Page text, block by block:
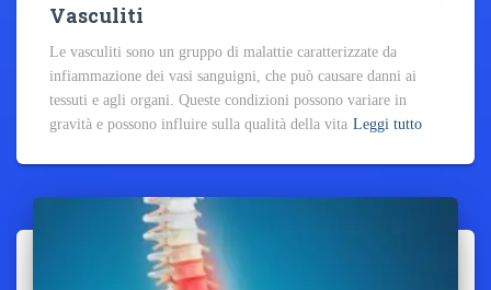
Vasculiti
Le vasculiti sono un gruppo di malattie caratterizzate da
infiammazione dei vasi sanguigni, che può causare danni ai
tessuti e agli organi. Queste condizioni possono variare in
gravità e possono influire sulla qualità della vita Leggi tutto